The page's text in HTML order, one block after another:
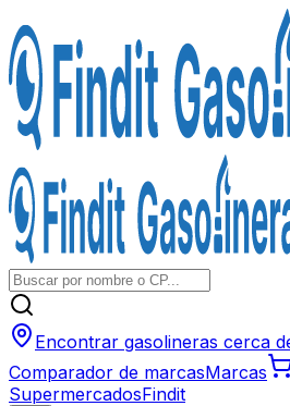
Encontrar gasolineras cerca
Comparador de marcasMarcas
SupermercadosFindit